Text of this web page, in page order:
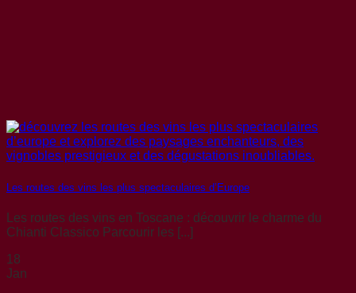
Les routes des vins les plus spectaculaires d’Europe
Les routes des vins en Toscane : découvrir le charme du
Chianti Classico Parcourir les [...]
18
Jan